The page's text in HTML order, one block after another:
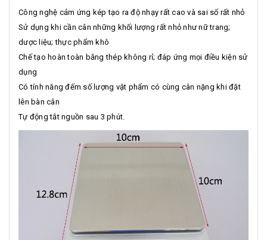
Công nghệ cảm ứng kép tạo ra độ nhạy rất cao và sai số rất nhỏ
Sử dụng khi cần cân những khối lượng rất nhỏ như nữ trang;
dược liệu; thực phẩm khô
Chế tạo hoàn toàn bằng thép không rỉ; đáp ứng mọi điều kiện sử
dụng
Có tính năng đếm số lượng vật phẩm có cùng cân nặng khi đặt
lên bàn cân
Tự động tắt nguồn sau 3 phút.